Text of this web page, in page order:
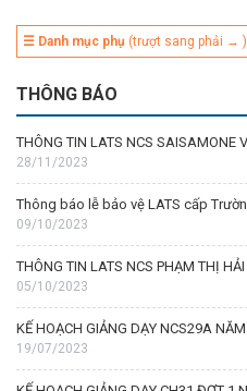
☰ Danh mục phụ (trượt sang phải → )
THÔNG BÁO
THÔNG TIN LATS NCS SAISAMONE
28/11/2023
Thông báo lễ bảo vệ LATS cấp
09/10/2023
THÔNG TIN LATS NCS PHẠM THỊ
05/10/2023
KẾ HOẠCH GIẢNG DẠY NCS29A
19/07/2023